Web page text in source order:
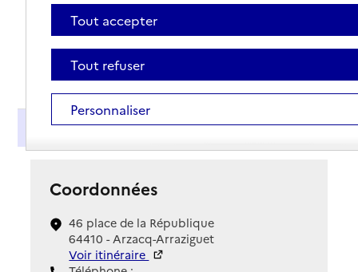
Présentation
Coordonnées
46 place de la République
64410 - Arzacq-Arraziguet
Voir itinéraire
Tout accepter
Tout refuser
Personnaliser